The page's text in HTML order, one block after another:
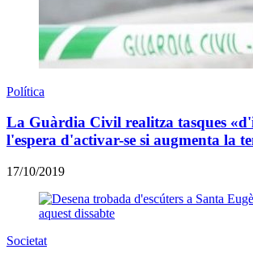
Política
La Guàrdia Civil realitza tasques
l'espera d'activar-se si augmenta la
17/10/2019
Societat